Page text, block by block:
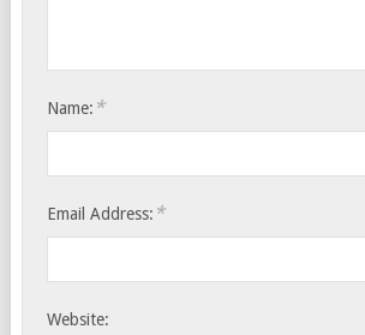
Name: *
Email Address: *
Website: